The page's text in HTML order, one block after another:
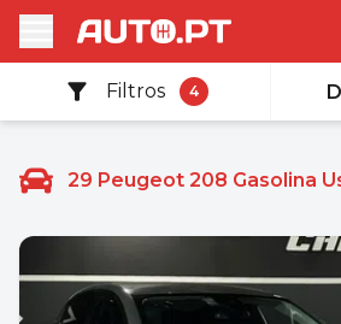
Filtros 4
29 Peugeot 208 Gasolina